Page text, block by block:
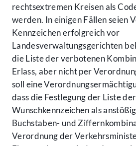
rechtsextremen Kreisen als
werden. In einigen Fällen seien
Kennzeichen erfolgreich vor
Landesverwaltungsgerichten
die Liste der verbotenen
Erlass, aber nicht per
soll eine
dass die Festlegung der Liste
Wunschkennzeichen als
Buchstaben- und
Verordnung der